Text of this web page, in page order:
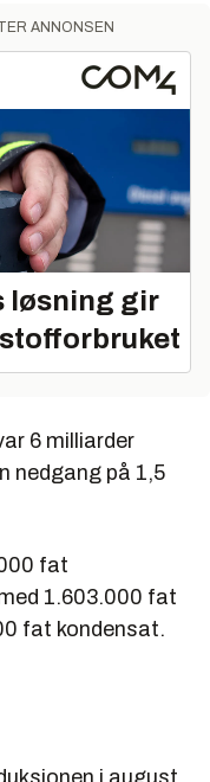
ANNONSEN
løsning gir
6 milliarder
nedgang på 1,5
fat
1.603.000 fat
fat kondensat.
i august